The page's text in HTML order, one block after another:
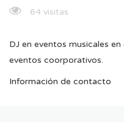
64 visitas
DJ en eventos musicales
eventos coorporativos.
Información de contacto